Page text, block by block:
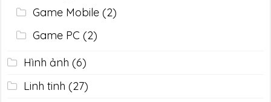
Game Mobile(2)
Game PC (2)
Hình ảnh (6)
Linh tinh (27)